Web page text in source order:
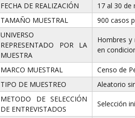
FECHA DE REALIZACIÓN
17 al 30 de
TAMAÑO MUESTRAL
900 casos
UNIVERSO
REPRESENTADO POR LA
MUESTRA
Hombres y
en
MARCO MUESTRAL
Censo de
TIPO DE MUESTREO
Aleatorio
METODO DE SELECCIÓN
DE ENTREVISTADOS
Selección